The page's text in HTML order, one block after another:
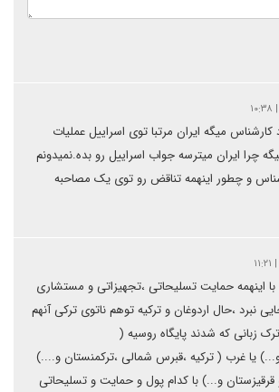
کارشناس میگه ایران مرتبا توی اسراییل عملیات
چرا ایران میترسه جواب اسراییل رو بده.نمیدونم
و چطور اینهمه تناقض رو توی یک مصاحبه
با اینهمه حمایت تسلیحاتی ،تجهیزاتی و مستشاری
نبرد ،حال اردوغان و ترکیه توهم ناتوی ترکی آنهم
زبانی که شدند پایگاه روسیه (
یا غرب ( ترکیه ،قبرس شمالی ،ترکمنستان و....)
و...) با کدام پول و حمایت و تسلیحاتی